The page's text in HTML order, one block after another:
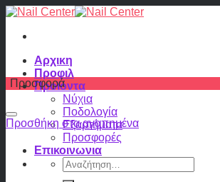
Skip
content
Αρχικη
Προφιλ
Προϊόντα
Νύχια
Ποδολογία
Εξαρτήματα
Προσφορές
Επικοινωνια
Αναζήτηση
για:
Προσφορά
Προσθήκη στα αγαπημένα